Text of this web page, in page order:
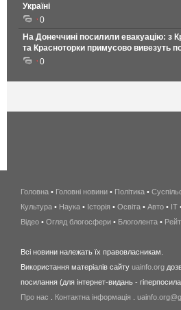
Україні
0
На Донеччині посилили евакуацію: з
та Красноторки примусово вивезуть
0
Головна • Головні новини • Політика •
Культура • Наука • Історія • Освіта • Авто • IT
Відео • Огляд блогосфери • Блоголента •
Всі новини належать їх правовласникам.
Використання матеріалів сайту uainfo.org
посилання (для інтернет-видань -
Про нас
Контактна інформація